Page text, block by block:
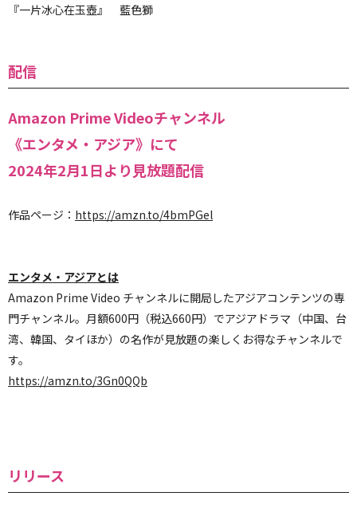
『一片冰心在玉壺』 藍色獅
配信
Amazon Prime Videoチャンネル
《エンタメ・アジア》にて
2024年2月1日より見放題配信
作品ページ： https://amzn.to/4bmPGel
エンタメ・アジアとは
Amazon Prime Video チャンネルに開局したアジアコンテンツの専
門チャンネル。 月額600円（税込660円）でアジアドラマ（中国、台
湾、韓国、タイほか）の名作が見放題の楽しくお得なチャンネルで
す。
https://amzn.to/3Gn0QQb
リリース